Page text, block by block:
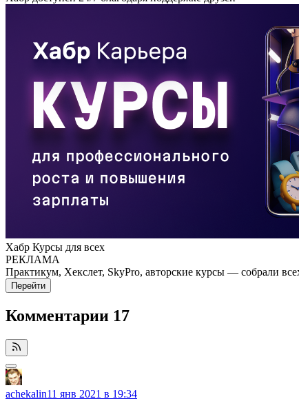
Хабр Курсы для всех
РЕКЛАМА
Практикум, Хекслет, SkyPro, авторские курсы — собрали
Перейти
Комментарии 17
achekalin11 янв 2021 в 19:34